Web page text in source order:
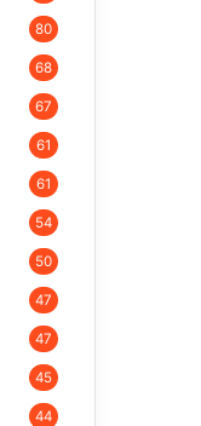
80
68
67
61
61
54
50
47
47
45
44